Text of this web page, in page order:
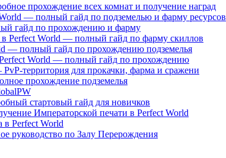
прохождение всех комнат и получение наград
— полный гайд по подземелью и фарму ресурсов
гайд по прохождению и фарму
Perfect World — полный гайд по фарму скиллов
— полный гайд по прохождению подземелья
World — полный гайд по прохождению
территория для прокачки, фарма и сражени
прохождение подземелья
стартовый гайд для новичков
Императорской печати в Perfect World
Perfect World
руководство по Залу Перерождения